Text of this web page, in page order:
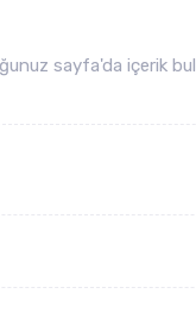
sayfa'da içerik